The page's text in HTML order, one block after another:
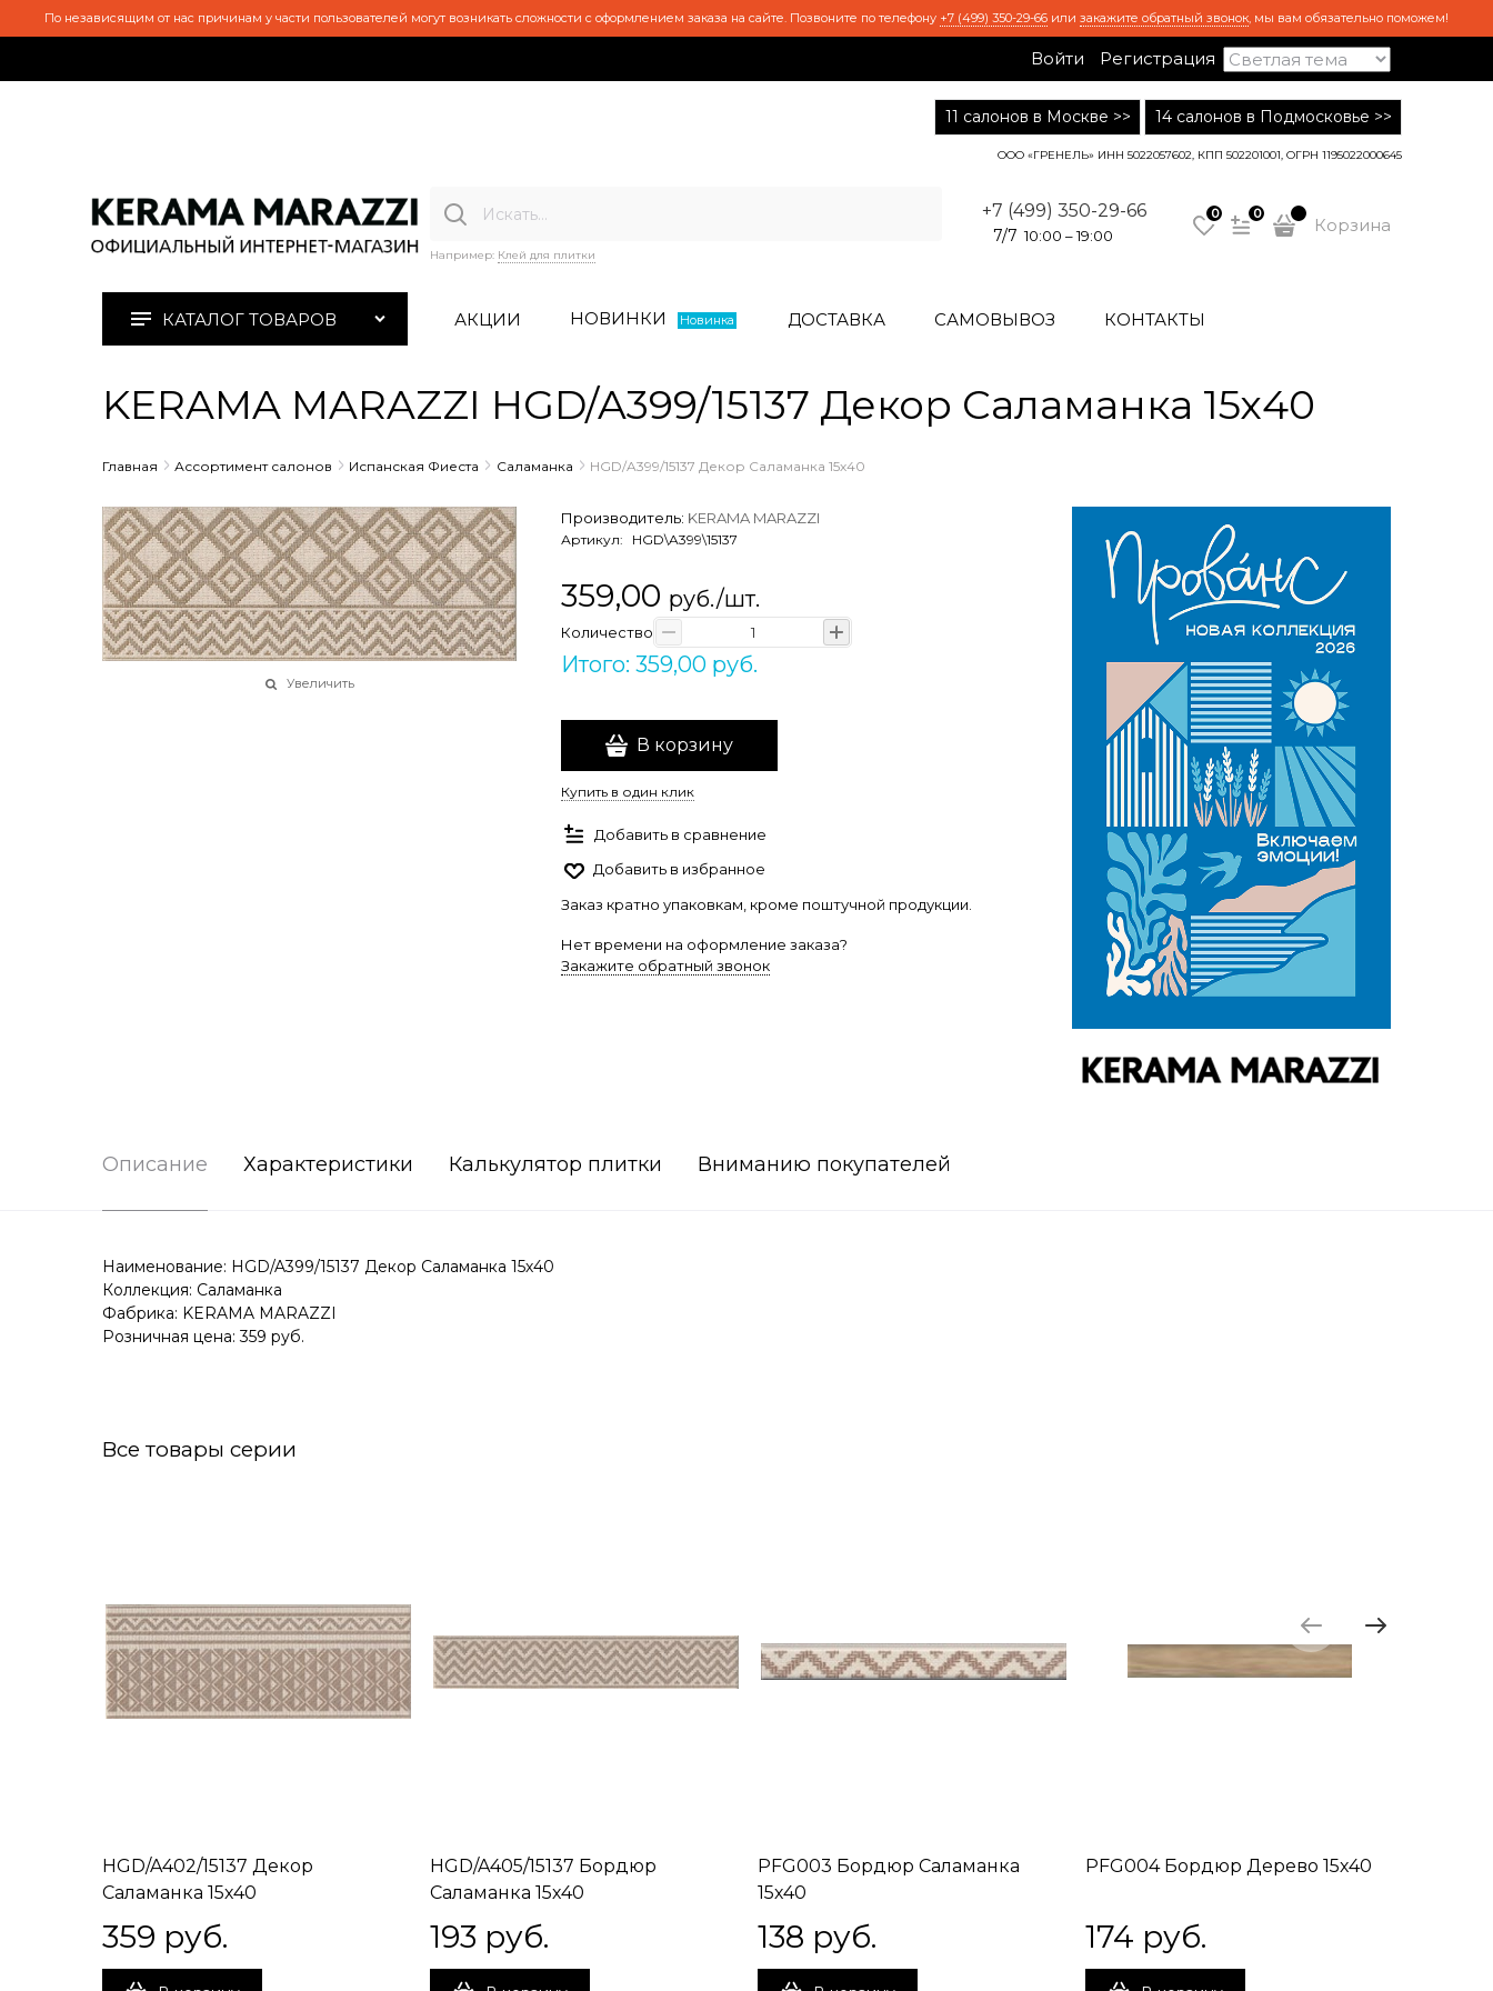
По независящим от нас причинам у части пользователей могут возникать сложности с оформлением заказа на сайте. Позвоните по телефону +7 (499) 350-29-66 или закажите обратный звонок, мы вам обязательно поможем!
Войти Регистрация
11 салонов в Москве >> 14 салонов в Подмосковье >>
ООО «ГРЕНЕЛЬ» ИНН 5022057602, КПП 502201001, ОГРН 1195022000645
Например: Клей для плитки
+7 (499) 350-29-66
7/7 10:00 – 19:00
0 0
Корзина
КАТАЛОГ ТОВАРОВ АКЦИИ НОВИНКИ Новинка ДОСТАВКА САМОВЫВОЗ КОНТАКТЫ
KERAMA MARAZZI HGD/A399/15137 Декор Саламанка 15х40
Главная Ассортимент салонов Испанская Фиеста Саламанка HGD/A399/15137 Декор Саламанка 15х40
Увеличить
Производитель: KERAMA MARAZZI
Артикул: HGD\A399\15137
359,00 руб./шт.
Количество
Итого: 359,00 руб.
В корзину
Купить в один клик
Добавить в сравнение
Добавить в избранное
Заказ кратно упаковкам, кроме поштучной продукции.
Нет времени на оформление заказа?
Закажите обратный звонок
Описание Характеристики Калькулятор плитки Вниманию покупателей
Наименование: HGD/A399/15137 Декор Саламанка 15х40
Коллекция: Саламанка
Фабрика: KERAMA MARAZZI
Розничная цена: 359 руб.
Все товары серии
HGD/A402/15137 Декор
Саламанка 15х40
359 руб.
HGD/A405/15137 Бордюр
Саламанка 15х40
193 руб.
PFG003 Бордюр Саламанка
15х40
138 руб.
PFG004 Бордюр Дерево 15х40
174 руб.